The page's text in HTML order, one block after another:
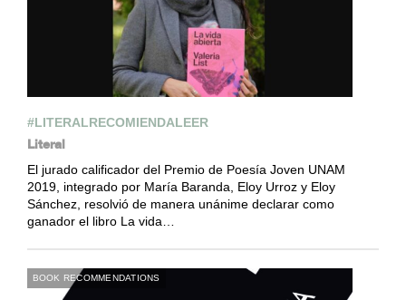
#LITERALRECOMIENDALEER
Literal
El jurado calificador del Premio de Poesía Joven UNAM
2019, integrado por María Baranda, Eloy Urroz y Eloy
Sánchez, resolvió de manera unánime declarar como
ganador el libro La vida…
BOOK RECOMMENDATIONS